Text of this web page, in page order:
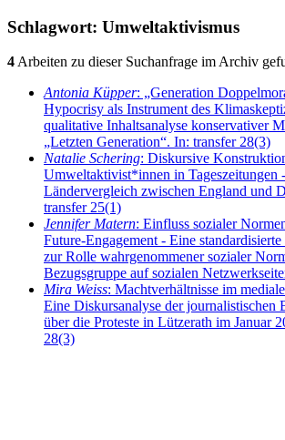
Schlagwort: Umweltaktivismus
4Arbeiten zu dieser Suchanfrage im Archiv
Antonia Küpper: „Generation
Hypocrisy als Instrument des
qualitative Inhaltsanalyse konservativer
„Letzten Generation“. In: transfer 28(3)
Natalie Schering: Diskursive
Umweltaktivist*innen in Tageszeitungen
Ländervergleich zwischen England und
transfer 25(1)
Jennifer Matern: Einfluss sozialer
Future-Engagement - Eine
zur Rolle wahrgenommener sozialer
Bezugsgruppe auf sozialen
Mira Weiss: Machtverhältnisse im
Eine Diskursanalyse der journalistischen
über die Proteste in Lützerath im Januar
28(3)